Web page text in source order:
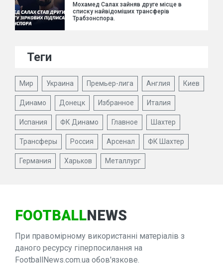
Мохамед Салах зайняв друге місце в
списку найвідоміших трансферів
Трабзонспора.
Теги
Мир Украина Премьер-лига Англия Киев
Динамо Донецк Избранное Италия
Испания ФК Динамо Главное Шахтер
Трансферы Россия Арсенал ФК Шахтер
Германия Харьков Металлург
FOOTBALLNEWS
При правомірному використанні матеріалів з
даного ресурсу гіперпосилання на
FootballNews.com.ua обов'язкове.